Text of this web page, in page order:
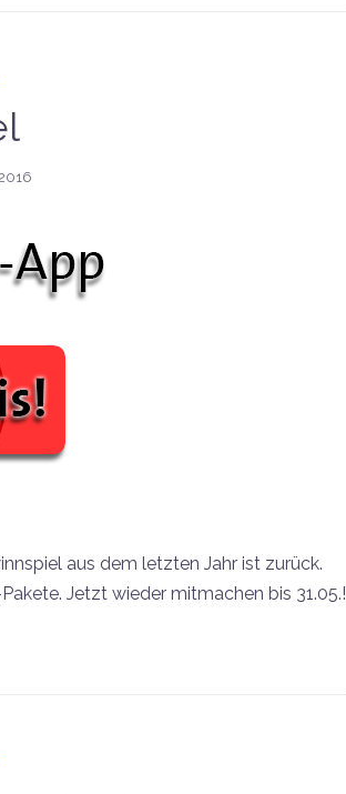
aus dem letzten Jahr ist zurück.
Jetzt wieder mitmachen bis 31.05.!